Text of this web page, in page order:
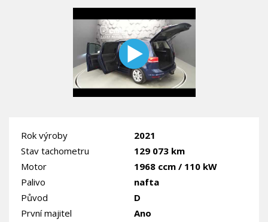
Rok výroby
2021
Stav tachometru
129 073 km
Motor
1968 ccm / 110 kW
Palivo
nafta
Původ
D
První majitel
Ano